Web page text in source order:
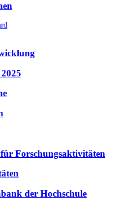
Forschungsaktivitäten
der Hochschule